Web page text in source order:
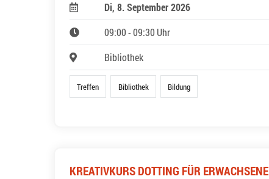
Di, 8. September 2026
09:00 - 09:30 Uhr
Bibliothek
Treffen Bibliothek Bildung
KREATIVKURS DOTTING FÜR ERWACHSENE